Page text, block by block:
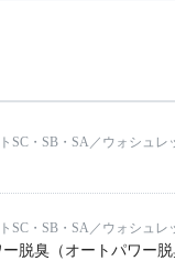
SC・SB・SA／ウォシュレ
SC・SB・SA／ウォシュレ
脱臭（オートパワー